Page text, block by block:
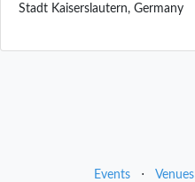
Stadt Kaiserslautern, Germany
Events ⋅ Venues